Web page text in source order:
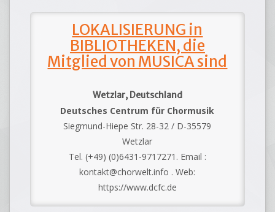
LOKALISIERUNG in
BIBLIOTHEKEN, die
Mitglied von MUSICA sind
Wetzlar, Deutschland
Deutsches Centrum für Chormusik
Siegmund-Hiepe Str. 28-32 / D-35579
Wetzlar
Tel. (+49) (0)6431-9717271. Email :
kontakt@chorwelt.info . Web:
https://www.dcfc.de